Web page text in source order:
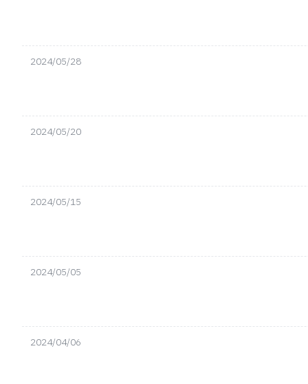
2024/05/28
2024/05/20
2024/05/15
2024/05/05
2024/04/06